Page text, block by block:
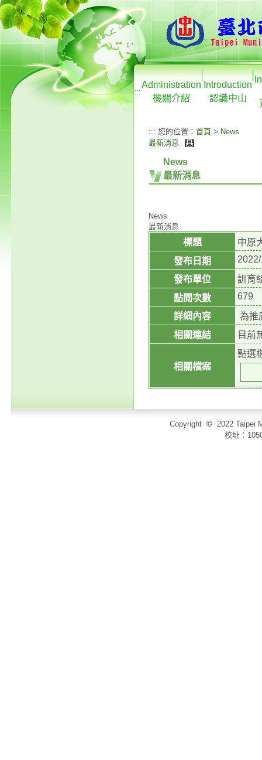
:::
Administration
機關介紹
Introduction
認識中山
::: 您的位置： 首頁 > News
最新消息.
News
最新消息
News
最新消息
標題
中原
發布日期
發布單位
訓育
點閱次數
679
詳細內容
為推
相關連結
目前
相關檔案
點選
Copyright © 2022 Taipei
校址：